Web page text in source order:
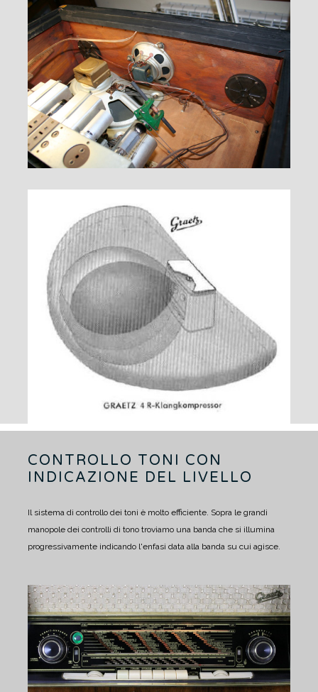
CONTROLLO TONI CON
INDICAZIONE DEL LIVELLO
Il sistema di controllo dei toni è molto efficiente. Sopra le grandi
manopole dei controlli di tono troviamo una banda che si illumina
progressivamente indicando l'enfasi data alla banda su cui agisce.